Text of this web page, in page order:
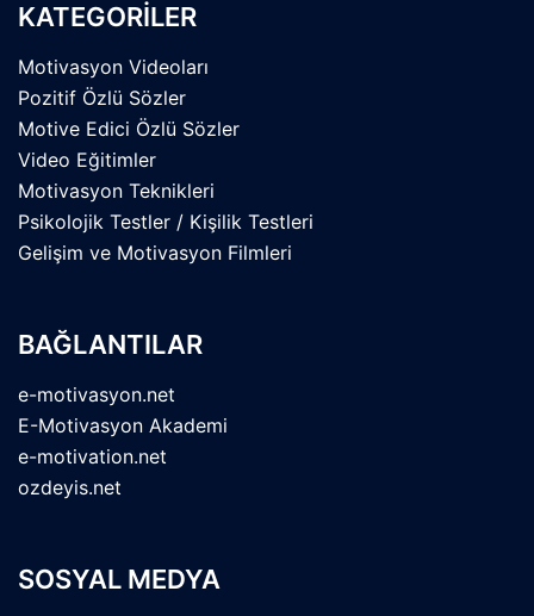
KATEGORİLER
Motivasyon Videoları
Pozitif Özlü Sözler
Motive Edici Özlü Sözler
Video Eğitimler
Motivasyon Teknikleri
Psikolojik Testler / Kişilik Testleri
Gelişim ve Motivasyon Filmleri
BAĞLANTILAR
e-motivasyon.net
E-Motivasyon Akademi
e-motivation.net
ozdeyis.net
SOSYAL MEDYA